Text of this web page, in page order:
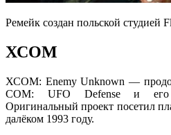
Ремейк создан польской студией
ХСОМ
ХСОМ: Enemy Unknown —
COM: UFO Defense и его
Оригинальный проект посетил
далёком 1993 году.